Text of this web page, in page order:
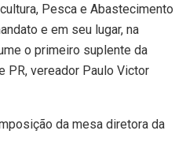
Pesca e Abastecimento
e em seu lugar, na
o primeiro suplente da
PR, vereador Paulo Victor
da mesa diretora da